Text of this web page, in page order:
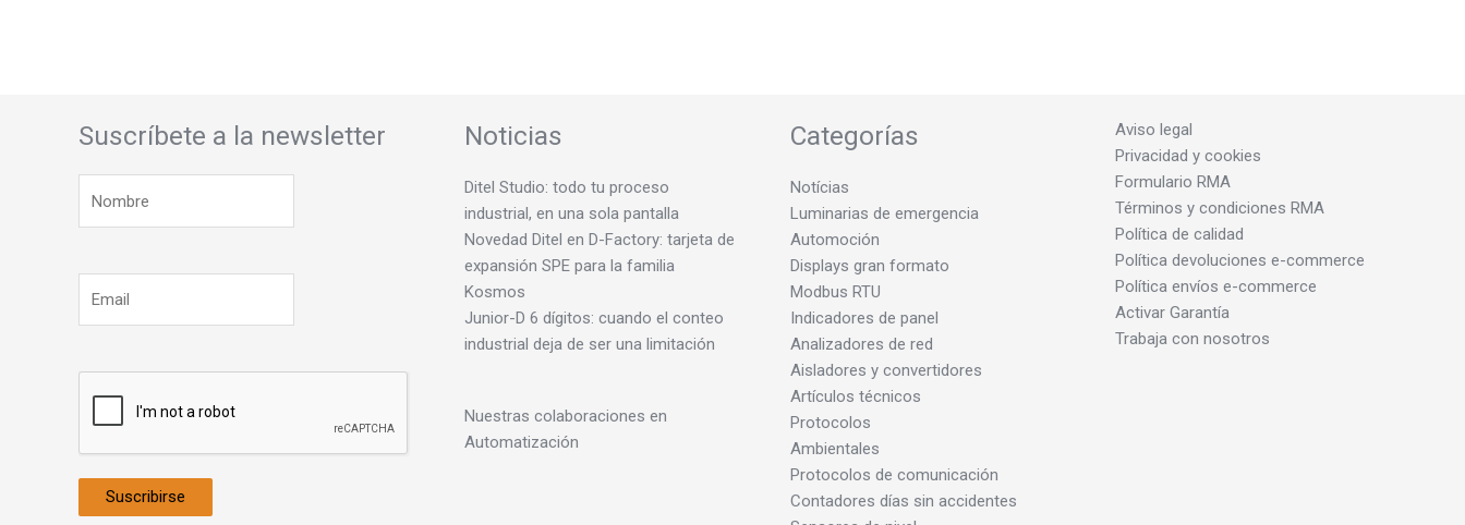
Suscríbete a la newsletter
Suscribirse
Noticias
Ditel Studio: todo tu proceso
industrial, en una sola pantalla
Novedad Ditel en D-Factory: tarjeta de
expansión SPE para la familia
Kosmos
Junior-D 6 dígitos: cuando el conteo
industrial deja de ser una limitación
Nuestras colaboraciones en
Automatización
Categorías
Notícias
Luminarias de emergencia
Automoción
Displays gran formato
Modbus RTU
Indicadores de panel
Analizadores de red
Aisladores y convertidores
Artículos técnicos
Protocolos
Ambientales
Protocolos de comunicación
Contadores días sin accidentes
Aviso legal
Privacidad y cookies
Formulario RMA
Términos y condiciones RMA
Política de calidad
Política devoluciones e-commerce
Política envíos e-commerce
Activar Garantía
Trabaja con nosotros